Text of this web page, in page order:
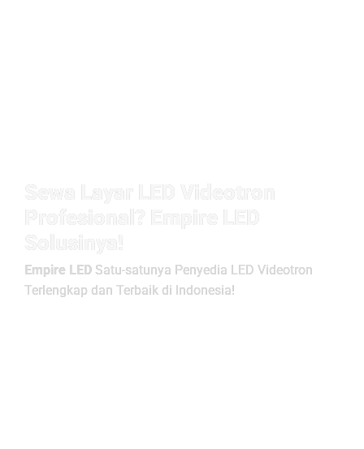
Sewa Layar LED Videotron
Profesional? Empire LED
Solusinya!
Empire LED Satu-satunya Penyedia LED Videotron
Terlengkap dan Terbaik di Indonesia!